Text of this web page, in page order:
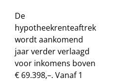
De
hypotheekrenteaftrek
wordt aankomend
jaar verder verlaagd
voor inkomens boven
€ 69.398,–. Vanaf 1